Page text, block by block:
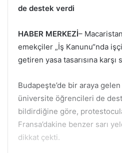
de destek verdi
HABER MERKEZİ–
emekçiler „İş Kanunu“nda
getiren yasa tasarısına karşı
Budapeşte’de bir araya
üniversite öğrencileri de
bildirdiğine göre,
Fransa’dakine benzer sarı
dikkat çekti.